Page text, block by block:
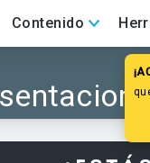
Contenido